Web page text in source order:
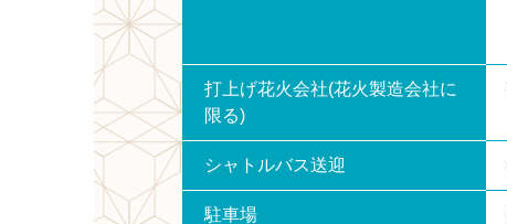
打上げ花火会社(花火製造会社に
限る)
シャトルバス送迎
駐車場